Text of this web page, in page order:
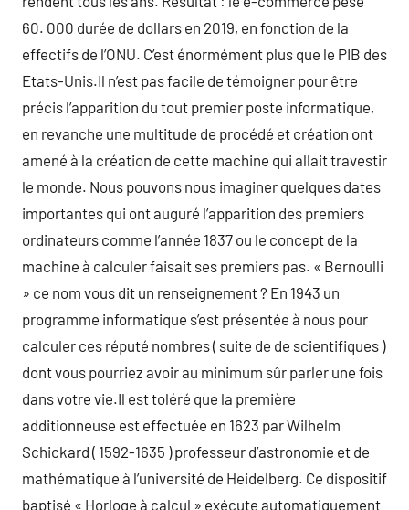
60. 000 durée de dollars en 2019, en fonction de la
effectifs de l’ONU. C’est énormément plus que le PIB des
Etats-Unis.Il n’est pas facile de témoigner pour être
précis l’apparition du tout premier poste informatique,
en revanche une multitude de procédé et création ont
amené à la création de cette machine qui allait travestir
le monde. Nous pouvons nous imaginer quelques dates
importantes qui ont auguré l’apparition des premiers
ordinateurs comme l’année 1837 ou le concept de la
machine à calculer faisait ses premiers pas. « Bernoulli
» ce nom vous dit un renseignement ? En 1943 un
programme informatique s’est présentée à nous pour
calculer ces réputé nombres ( suite de de scientifiques )
dont vous pourriez avoir au minimum sûr parler une fois
dans votre vie.Il est toléré que la première
additionneuse est effectuée en 1623 par Wilhelm
Schickard ( 1592-1635 ) professeur d’astronomie et de
mathématique à l’université de Heidelberg. Ce dispositif
baptisé « Horloge à calcul » exécute automatiquement